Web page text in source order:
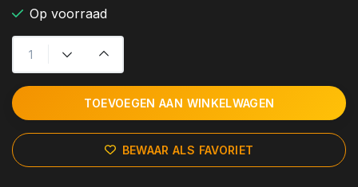
Op voorraad
TOEVOEGEN AAN WINKELWAGEN
BEWAAR ALS FAVORIET